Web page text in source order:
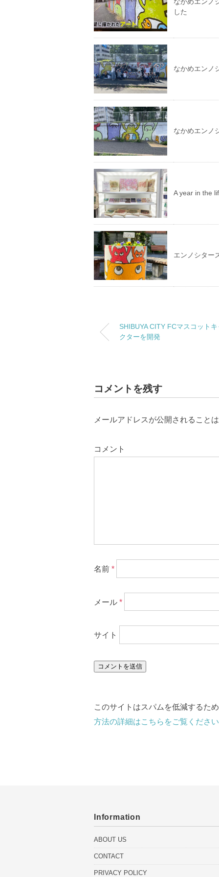
した
なかめエンノ
なかめエンノ
A year in the
エンノシター
SHIBUYA CITY FCマスコット
クターを開発
コメントを残す
メールアドレスが公開されること
コメント
名前 *
メール *
サイト
このサイトはスパムを低減するた
方法の詳細はこちらをご覧ください
Information
ABOUT US
CONTACT
PRIVACY POLICY